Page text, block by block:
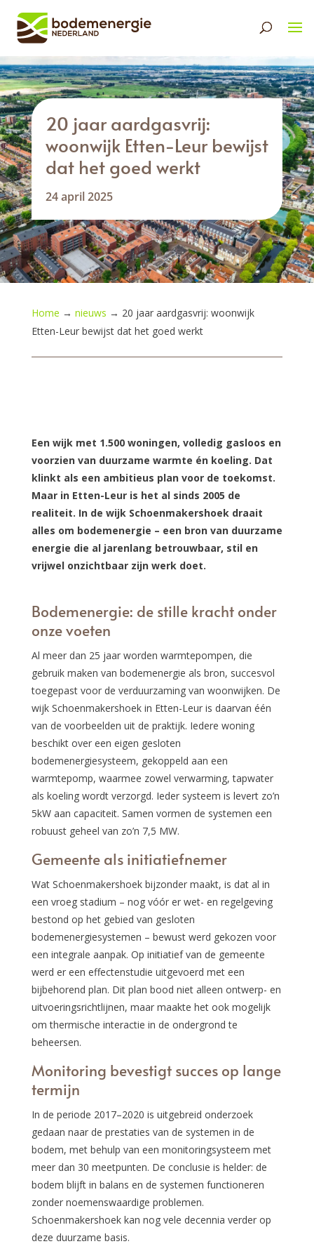
20 jaar aardgasvrij:
woonwijk Etten-Leur bewijst
dat het goed werkt
24 april 2025
Home → nieuws → 20 jaar aardgasvrij: woonwijk
Etten-Leur bewijst dat het goed werkt
Een wijk met 1.500 woningen, volledig gasloos en
voorzien van duurzame warmte én koeling. Dat
klinkt als een ambitieus plan voor de toekomst.
Maar in Etten-Leur is het al sinds 2005 de
realiteit. In de wijk Schoenmakershoek draait
alles om bodemenergie – een bron van duurzame
energie die al jarenlang betrouwbaar, stil en
vrijwel onzichtbaar zijn werk doet.
Bodemenergie: de stille kracht onder
onze voeten
Al meer dan 25 jaar worden warmtepompen, die
gebruik maken van bodemenergie als bron, succesvol
toegepast voor de verduurzaming van woonwijken. De
wijk Schoenmakershoek in Etten-Leur is daarvan één
van de voorbeelden uit de praktijk. Iedere woning
beschikt over een eigen gesloten
bodemenergiesysteem, gekoppeld aan een
warmtepomp, waarmee zowel verwarming, tapwater
als koeling wordt verzorgd. Ieder systeem is levert zo’n
5kW aan capaciteit. Samen vormen de systemen een
robuust geheel van zo’n 7,5 MW.
Gemeente als initiatiefnemer
Wat Schoenmakershoek bijzonder maakt, is dat al in
een vroeg stadium – nog vóór er wet- en regelgeving
bestond op het gebied van gesloten
bodemenergiesystemen – bewust werd gekozen voor
een integrale aanpak. Op initiatief van de gemeente
werd er een effectenstudie uitgevoerd met een
bijbehorend plan. Dit plan bood niet alleen ontwerp- en
uitvoeringsrichtlijnen, maar maakte het ook mogelijk
om thermische interactie in de ondergrond te
beheersen.
Monitoring bevestigt succes op lange
termijn
In de periode 2017–2020 is uitgebreid onderzoek
gedaan naar de prestaties van de systemen in de
bodem, met behulp van een monitoringsysteem met
meer dan 30 meetpunten. De conclusie is helder: de
bodem blijft in balans en de systemen functioneren
zonder noemenswaardige problemen.
Schoenmakershoek kan nog vele decennia verder op
deze duurzame basis.